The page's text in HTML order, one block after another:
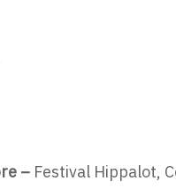
– Festival Hippalot,